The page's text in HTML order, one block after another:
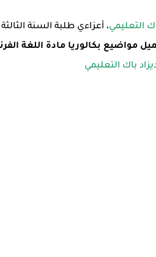
التعليمي، أعزاءي طلبة السنة
باك التعليمي